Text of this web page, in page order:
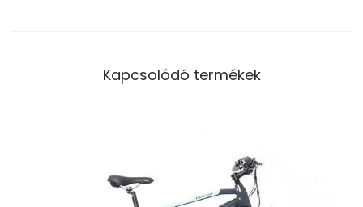
Kapcsolódó termékek